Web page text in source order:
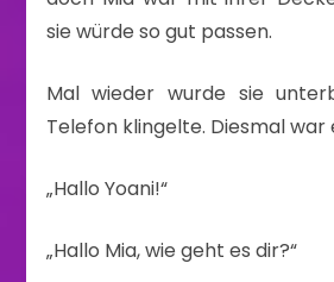
sie würde so gut passen.
Mal wieder wurde sie
Telefon klingelte. Diesmal war
„Hallo Yoani!“
„Hallo Mia, wie geht es dir?“